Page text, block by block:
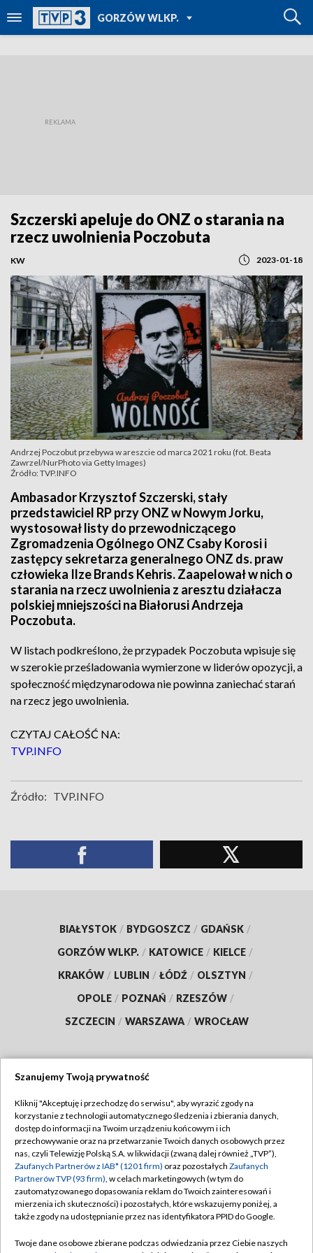
GORZÓW WLKP.
TVP REGIONY
Szczerski apeluje do ONZ o starania na
rzecz uwolnienia Poczobuta
KW 2023-01-18
Andrzej Poczobut przebywa w areszcie od marca 2021 roku (fot. Beata
Zawrzel/NurPhoto via Getty Images)
Źródło: TVP.INFO
Ambasador Krzysztof Szczerski, stały
przedstawiciel RP przy ONZ w Nowym Jorku,
wystosował listy do przewodniczącego
Zgromadzenia Ogólnego ONZ Csaby Korosi i
zastępcy sekretarza generalnego ONZ ds. praw
człowieka Ilze Brands Kehris. Zaapelował w nich o
starania na rzecz uwolnienia z aresztu działacza
polskiej mniejszości na Białorusi Andrzeja
Poczobuta.
W listach podkreślono, że przypadek Poczobuta wpisuje się
w szerokie prześladowania wymierzone w liderów opozycji, a
społeczność międzynarodowa nie powinna zaniechać starań
na rzecz jego uwolnienia.
CZYTAJ CAŁOŚĆ NA:
TVP.INFO
Źródło: TVP.INFO
BIAŁYSTOK / BYDGOSZCZ / GDAŃSK /
GORZÓW WLKP. / KATOWICE / KIELCE /
KRAKÓW / LUBLIN / ŁÓDŹ / OLSZTYN /
OPOLE / POZNAŃ / RZESZÓW /
SZCZECIN / WARSZAWA / WROCŁAW
TVP
Abonament TVP
Emisja w TVP
Centrum informacji TVP
Naziemna Telewizja Cyfrowa
Regulamin TVP
Polityka prywatności
Moje zgody
Pomoc
Szanujemy Twoją prywatność
Kliknij "Akceptuję i przechodzę do serwisu", aby wyrazić zgody na
korzystanie z technologii automatycznego śledzenia i zbierania danych,
dostęp do informacji na Twoim urządzeniu końcowym i ich
przechowywanie oraz na przetwarzanie Twoich danych osobowych przez
nas, czyli Telewizję Polską S.A. w likwidacji (zwaną dalej również „TVP”),
Zaufanych Partnerów z IAB* (1201 firm) oraz pozostałych Zaufanych
Partnerów TVP (93 firm), w celach marketingowych (w tym do
zautomatyzowanego dopasowania reklam do Twoich zainteresowań i
mierzenia ich skuteczności) i pozostałych, które wskazujemy poniżej, a
także zgody na udostępnianie przez nas identyfikatora PPID do Google.
Twoje dane osobowe zbierane podczas odwiedzania przez Ciebie naszych